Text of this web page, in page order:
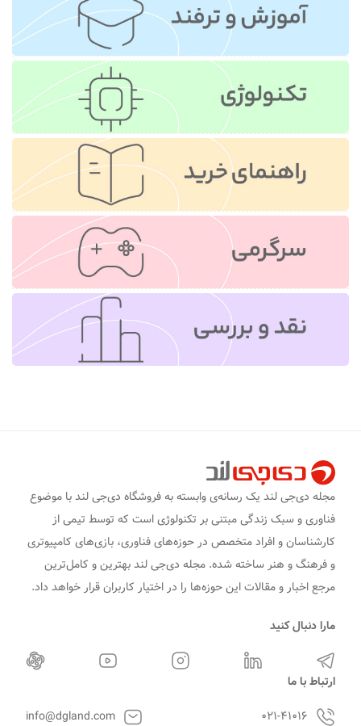
مجله دی‌جی لند یک رسانه‌ی وابسته به فروشگاه دی‌جی لند با موضوع
فناوری و سبک زندگی مبتنی بر تکنولوژی است که توسط تیمی از
کارشناسان و افراد متخصص در حوزه‌های فناوری، بازی‌های کامپیوتری
و فرهنگ و هنر ساخته شده. مجله دی‌جی لند بهترین و کامل‌ترین
مرجع اخبار و مقالات این حوزه‌ها را در اختیار کاربران قرار خواهد داد.
مارا دنبال کنید
ارتباط با ما
۰۲۱-۴۱۰۱۶
info@dgland.com